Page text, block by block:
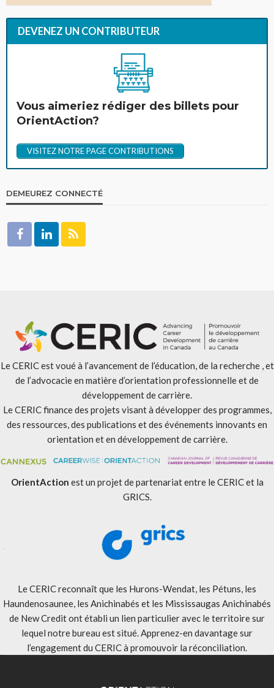
DEVENEZ UN CONTRIBUTEUR
Vous aimeriez rédiger des billets pour
OrientAction?
VISITEZ NOTRE PAGE CONTRIBUTIONS
DEMEUREZ CONNECTÉ
Le CERIC est voué à l’avancement de l’éducation, de la recherche , et
de l’advocacie en matière d’orientation professionnelle et de
développement de carrière.
Le CERIC finance des projets visant à développer des programmes,
des ressources, des publications et des événements innovants en
orientation et en développement de carrière.
OrientAction est un projet de partenariat entre le CERIC et la
GRICS.
Le CERIC reconnaît que les Hurons-Wendat, les Pétuns, les
Haundenosaunee, les Anichinabés et les Mississaugas Anichinabés
de New Credit ont établi un lien particulier avec le territoire sur
lequel notre bureau est situé. Apprenez-en davantage sur
l’engagement du CERIC à promouvoir la réconciliation.